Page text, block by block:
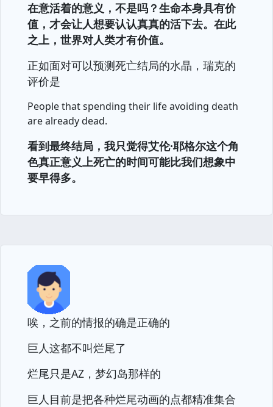
在意活着的意义，不是吗？生命本身具有价
值，才会让人想要认认真真的活下去。在此
之上，世界对人类才有价值。
正如面对可以预测死亡结局的水晶，瑞克的
评价是
People that spending their life avoiding death
are already dead.
看到最终结局，我只觉得艾伦·耶格尔这个角
色真正意义上死亡的时间可能比我们想象中
要早得多。
唉，之前的情报的确是正确的
巨人这都不叫烂尾了
烂尾只是AZ，梦幻岛那样的
巨人目前是把各种烂尾动画的点都精准集合